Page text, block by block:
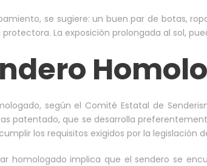
se sugiere: un buen par de botas,
La exposición prolongada al sol,
según el Comité Estatal de
patentado, que se desarrolla
los requisitos exigidos por la legislación
homologado implica que el sendero se